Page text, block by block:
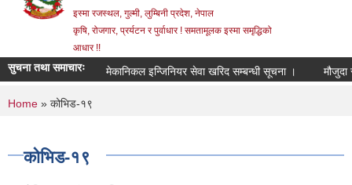
इस्मा रजस्थल, गुल्मी, लुम्बिनी प्रदेश, नेपाल
कृषि, रोजगार, प्रर्यटन र पुर्वाधार ! समतामूलक इस्मा समृद्धिको
आधार !!
सुचना तथा समाचारःमेकानिकल इन्जिनियर सेवा खरिद सम्बन्धी सूचना । मौजुदा सूची
You are here
Home » कोभिड-१९
कोभिड-१९